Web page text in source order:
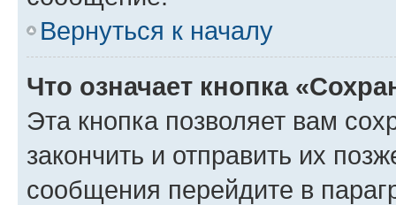
Вернуться к началу
Что означает кнопка
Эта кнопка позволяет вам
закончить и отправить их
сообщения перейдите в